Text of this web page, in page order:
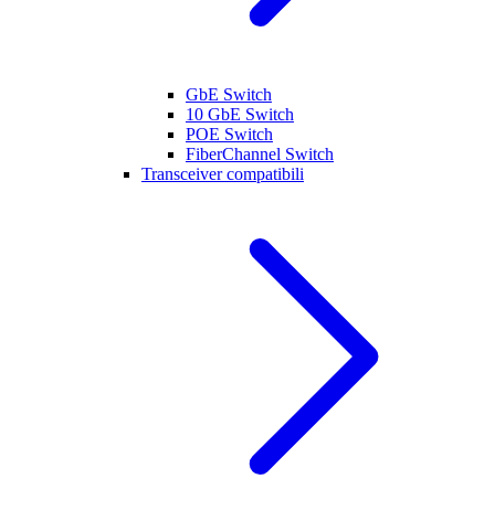
GbE Switch
10 GbE Switch
POE Switch
FiberChannel Switch
Transceiver compatibili